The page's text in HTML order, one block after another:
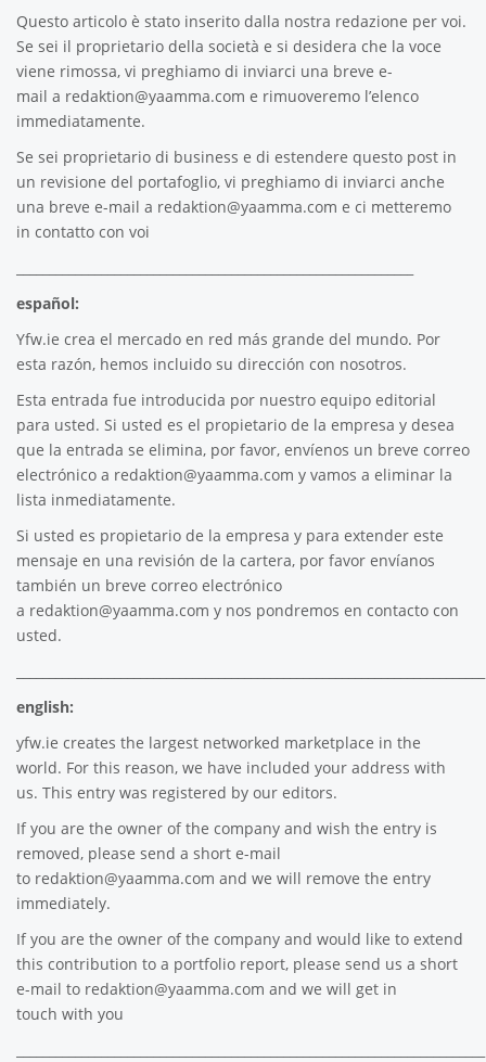
Questo articolo è stato inserito dalla nostra redazione per voi.
Se sei il proprietario della società e si desidera che la voce
viene rimossa, vi preghiamo di inviarci una breve e-
mail a redaktion@yaamma.com e rimuoveremo l’elenco
immediatamente.
Se sei proprietario di business e di estendere questo post in
un revisione del portafoglio, vi preghiamo di inviarci anche
una breve e-mail a redaktion@yaamma.com e ci metteremo
in contatto con voi
español:
Yfw.ie crea el mercado en red más grande del mundo. Por
esta razón, hemos incluido su dirección con nosotros.
Esta entrada fue introducida por nuestro equipo editorial
para usted. Si usted es el propietario de la empresa y desea
que la entrada se elimina, por favor, envíenos un breve correo
electrónico a redaktion@yaamma.com y vamos a eliminar la
lista inmediatamente.
Si usted es propietario de la empresa y para extender este
mensaje en una revisión de la cartera, por favor envíanos
también un breve correo electrónico
a redaktion@yaamma.com y nos pondremos en contacto con
usted.
english:
yfw.ie creates the largest networked marketplace in the
world. For this reason, we have included your address with
us. This entry was registered by our editors.
If you are the owner of the company and wish the entry is
removed, please send a short e-mail
to redaktion@yaamma.com and we will remove the entry
immediately.
If you are the owner of the company and would like to extend
this contribution to a portfolio report, please send us a short
e-mail to redaktion@yaamma.com and we will get in
touch with you